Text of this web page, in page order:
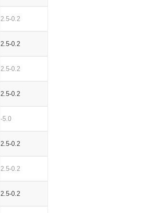
2.5-0.2
2.5-0.2
2.5-0.2
2.5-0.2
-5.0
2.5-0.2
2.5-0.2
2.5-0.2